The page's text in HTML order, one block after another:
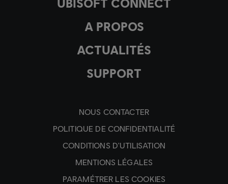
A PROPOS
ACTUALITÉS
SUPPORT
NOUS CONTACTER
POLITIQUE DE CONFIDENTIALITÉ
CONDITIONS D'UTILISATION
MENTIONS LÉGALES
PARAMÉTRER LES COOKIES